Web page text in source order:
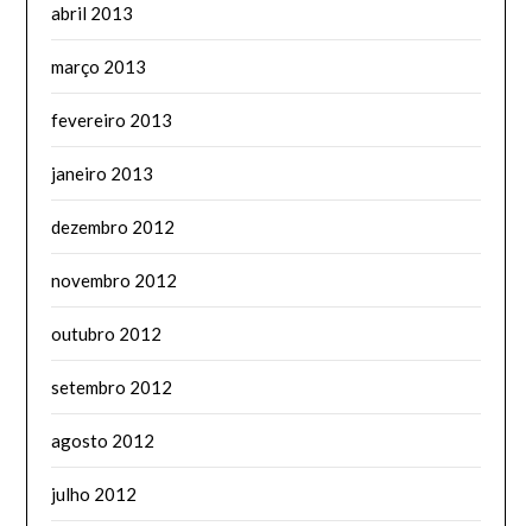
abril 2013
março 2013
fevereiro 2013
janeiro 2013
dezembro 2012
novembro 2012
outubro 2012
setembro 2012
agosto 2012
julho 2012